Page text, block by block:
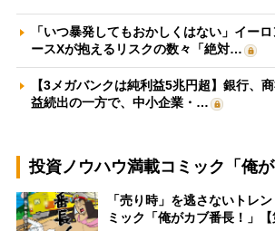
「いつ暴発してもおかしくはない」イー
ースXが抱えるリスクの数々「絶対…
【3メガバンクは純利益5兆円超】銀行、
益続出の一方で、中小企業・…
投資ノウハウ満載コミック「俺が
「売り時」を逃さないトレ
ミック「俺がカブ番長！」【